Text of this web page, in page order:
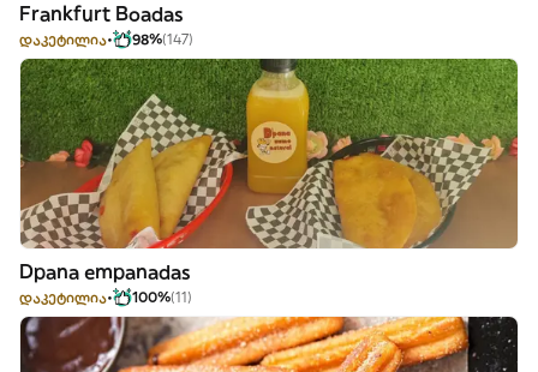
Frankfurt Boadas
დაკეტილია 98%(147)
Dpana empanadas
დაკეტილია 100%(11)